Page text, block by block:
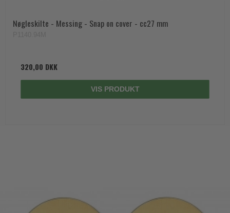
Nøgleskilte - Messing - Snap on cover - cc27 mm
320,00 DKK
VIS PRODUKT